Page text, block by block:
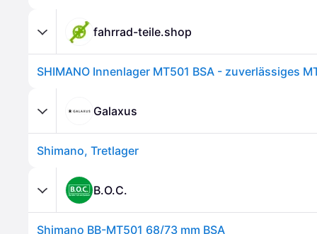
fahrrad-teile.shop
Galaxus
Shimano, Tretlager
B.O.C.
Shimano BB-MT501 68/73 mm BSA